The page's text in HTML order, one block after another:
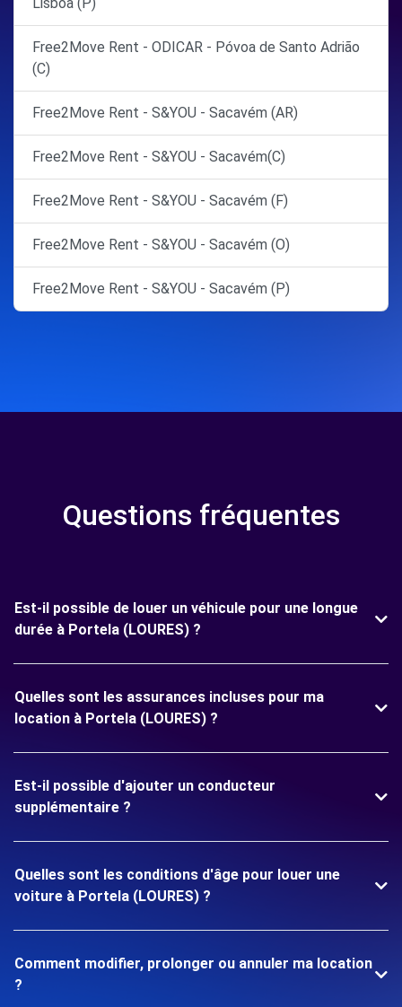
Free2Move Rent - ODICAR - Póvoa de Santo Adrião
(C)
Free2Move Rent - S&YOU - Sacavém (AR)
Free2Move Rent - S&YOU - Sacavém(C)
Free2Move Rent - S&YOU - Sacavém (F)
Free2Move Rent - S&YOU - Sacavém (O)
Free2Move Rent - S&YOU - Sacavém (P)
Questions fréquentes
Est-il possible de louer un véhicule pour une longue
durée à Portela (LOURES) ?
Quelles sont les assurances incluses pour ma
location à Portela (LOURES) ?
Est-il possible d'ajouter un conducteur
supplémentaire ?
Quelles sont les conditions d'âge pour louer une
voiture à Portela (LOURES) ?
Comment modifier, prolonger ou annuler ma location
?